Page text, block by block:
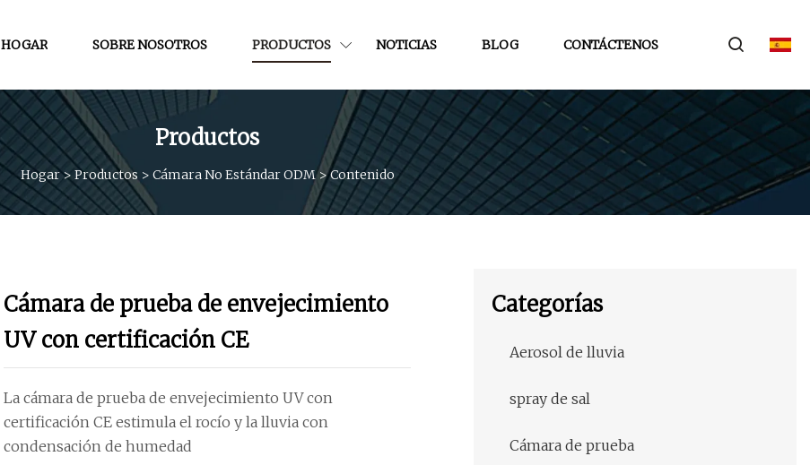
HOGAR SOBRE NOSOTROS PRODUCTOS NOTICIAS BLOG CONTÁCTENOS
Productos
Hogar> Productos > Cámara No Estándar ODM>Contenido
Cámara de prueba de envejecimiento
UV con certificación CE
La cámara de prueba de envejecimiento UV con
certificación CE estimula el rocío y la lluvia con
condensación de humedad
Categorías
Aerosol de lluvia
spray de sal
Cámara de prueba